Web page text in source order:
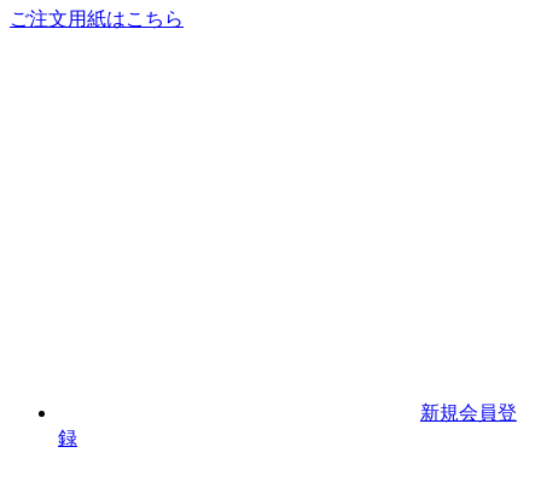
ご注文用紙はこちら
新規会員登
録